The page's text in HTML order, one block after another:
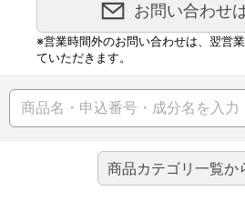
お問い合わせ
※営業時間外のお問い合わせは、翌営
ていただきます。
商品カテゴリ一覧か